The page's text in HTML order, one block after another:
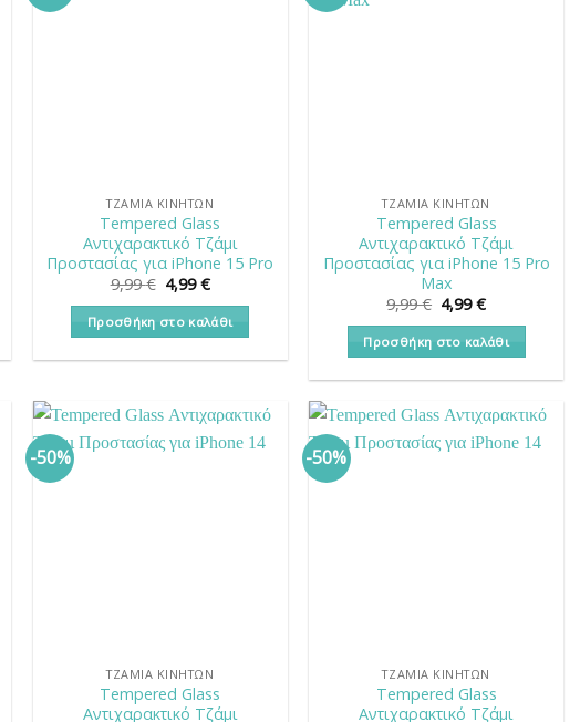
ΤΖΆΜΙΑ ΚΙΝΗΤΏΝ
Tempered Glass
Αντιχαρακτικό Τζάμι
Προστασίας για iPhone 15 Pro
9,99€ Original
price
was:
9,99 €.
4,99€Η
τιμή
είναι:
4,99 €.
Προσθήκη στο καλάθι
ΤΖΆΜΙΑ ΚΙΝΗΤΏΝ
Tempered Glass
Αντιχαρακτικό Τζάμι
Προστασίας για iPhone 15 Pro
Max
9,99€ Original
price
was:
9,99 €.
4,99€Η
τιμή
είναι:
4,99 €.
Προσθήκη στο καλάθι
-50%
ΤΖΆΜΙΑ ΚΙΝΗΤΏΝ
Tempered Glass
Αντιχαρακτικό Τζάμι
-50%
ΤΖΆΜΙΑ ΚΙΝΗΤΏΝ
Tempered Glass
Αντιχαρακτικό Τζάμι